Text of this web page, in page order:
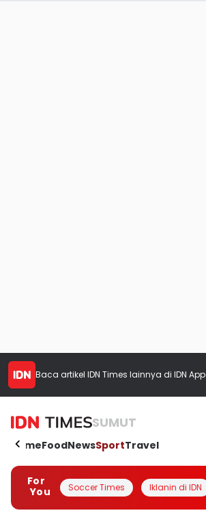
Baca artikel IDN Times lainnya di IDN App
SUMUT
HomeFoodNewsSportTravel
For
You
Soccer Times Iklanin di IDN